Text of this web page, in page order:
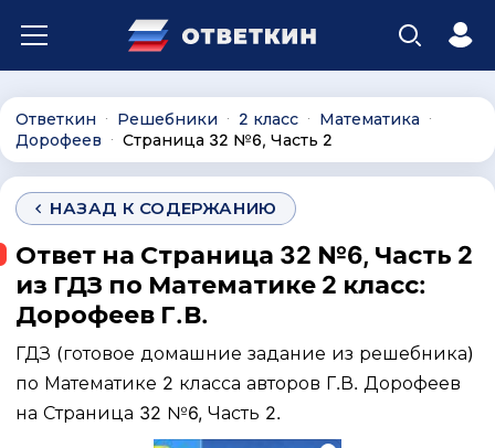
Ответкин ∙ Решебники ∙ 2 класс ∙ Математика ∙
Дорофеев ∙ Страница 32 №6, Часть 2
НАЗАД К СОДЕРЖАНИЮ
Ответ на Страница 32 №6, Часть 2
из ГДЗ по Математике 2 класс:
Дорофеев Г.В.
ГДЗ (готовое домашние задание из решебника)
по Математике 2 класса авторов Г.В. Дорофеев
на Страница 32 №6, Часть 2.